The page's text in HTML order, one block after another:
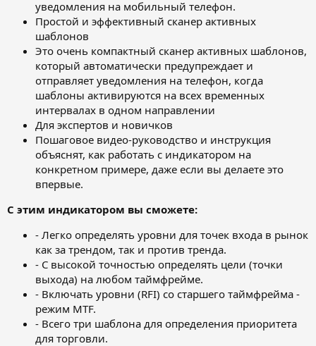
уведомления на мобильный телефон.
Простой и эффективный сканер активных
шаблонов
Это очень компактный сканер активных шаблонов,
который автоматически предупреждает и
отправляет уведомления на телефон, когда
шаблоны активируются на всех временных
интервалах в одном направлении
Для экспертов и новичков
Пошаговое видео-руководство и инструкция
объяснят, как работать с индикатором на
конкретном примере, даже если вы делаете это
впервые.
С этим индикатором вы сможете:
- Легко определять уровни для точек входа в рынок
как за трендом, так и против тренда.
- С высокой точностью определять цели (точки
выхода) на любом таймфрейме.
- Включать уровни (RFI) со старшего таймфрейма -
режим MTF.
- Всего три шаблона для определения приоритета
для торговли.